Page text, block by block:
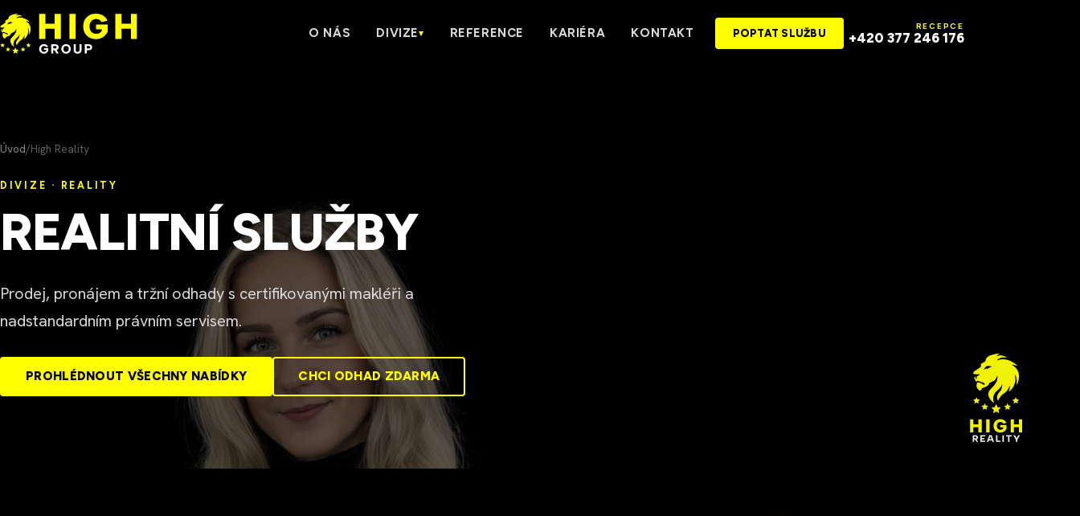
Přeskočit na obsah
O NÁS DIVIZE▾ REFERENCE KARIÉRA KONTAKT POPTAT SLUŽBU
RECEPCE
+420 377 246 176
Úvod/High Reality
DIVIZE · REALITY
REALITNÍ SLUŽBY
Prodej, pronájem a tržní odhady s certifikovanými makléři a
nadstandardním právním servisem.
PROHLÉDNOUT VŠECHNY NABÍDKY CHCI ODHAD ZDARMA